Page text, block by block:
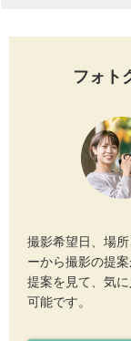
フォト
撮影希望日、場
ーから撮影の提案
提案を見て、気
可能です。